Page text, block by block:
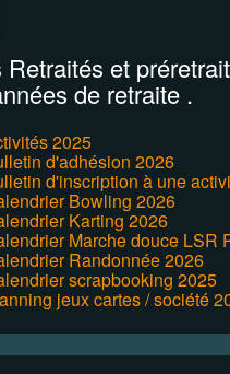
et
de retraite .
2025
d'adhésion 2026
d'inscription à une
Bowling 2026
Karting 2026
Marche douce LSR
Randonnée 2026
scrapbooking 2025
jeux cartes / société